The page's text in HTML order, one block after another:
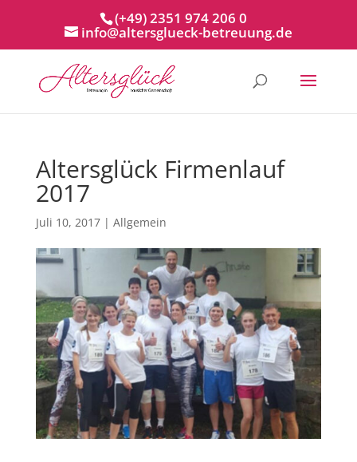
(+49) 2351 974 206 0
info@altersglueck-betreuung.de
Altersglück Firmenlauf
2017
Juli 10, 2017| Allgemein